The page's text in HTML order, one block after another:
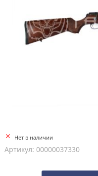
Нет в наличии
Артикул: 00000037330